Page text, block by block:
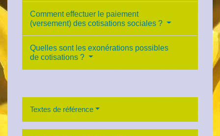
Comment effectuer le paiement
(versement) des cotisations sociales ?
Quelles sont les exonérations possibles
de cotisations ?
Textes de référence